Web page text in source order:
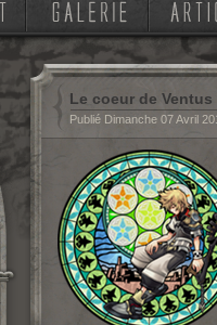
Le coeur de Ventus
Publié Dimanche 07 Avril